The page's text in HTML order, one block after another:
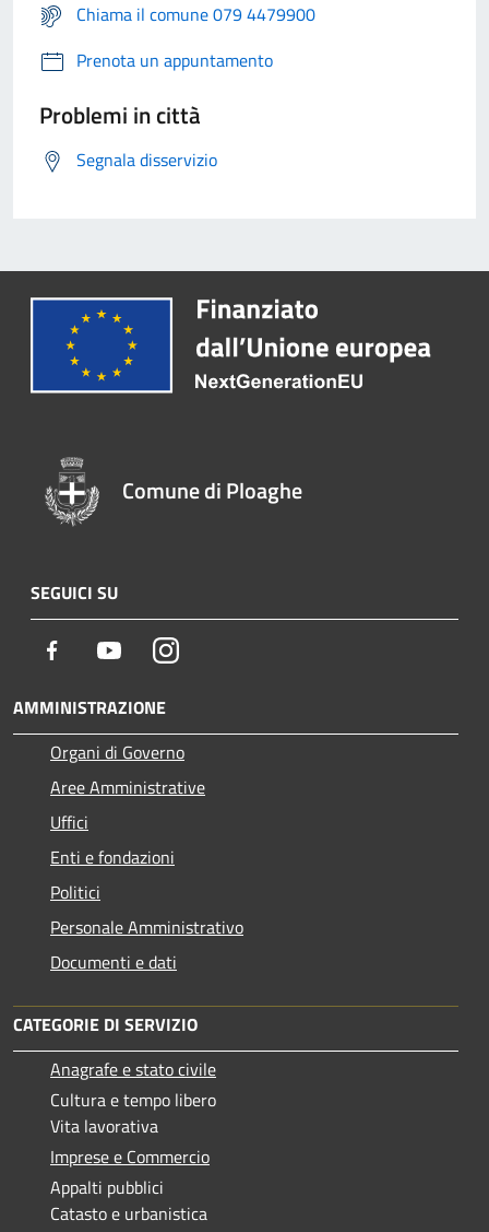
Chiama il comune 079 4479900
Prenota un appuntamento
Problemi in città
Segnala disservizio
Comune di Ploaghe
SEGUICI SU
Facebook YoutubeInstagram
AMMINISTRAZIONE
Organi di Governo
Aree Amministrative
Uffici
Enti e fondazioni
Politici
Personale Amministrativo
Documenti e dati
CATEGORIE DI SERVIZIO
Anagrafe e stato civile
Cultura e tempo libero
Vita lavorativa
Imprese e Commercio
Appalti pubblici
Catasto e urbanistica